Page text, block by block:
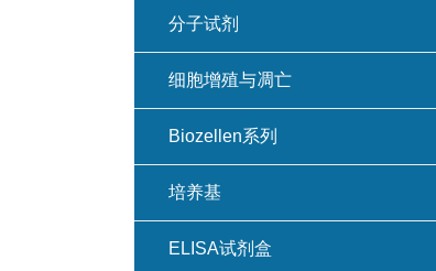
分子试剂
细胞增殖与凋亡
Biozellen系列
培养基
ELISA试剂盒